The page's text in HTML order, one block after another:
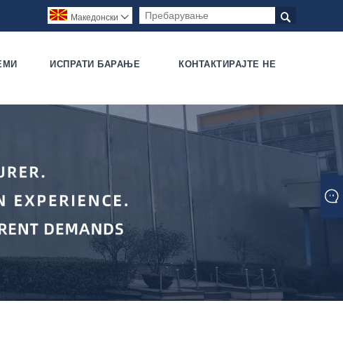

Македонски 
ИСПРАТИ БАРАЊЕ КОНТАКТИРАЈТЕ НЕ